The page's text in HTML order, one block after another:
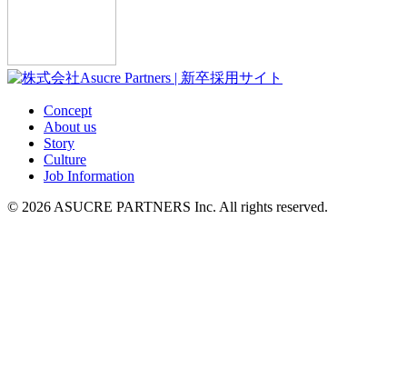
Concept
About us
Story
Culture
Job Information
© 2026 ASUCRE PARTNERS Inc. All rights reserved.